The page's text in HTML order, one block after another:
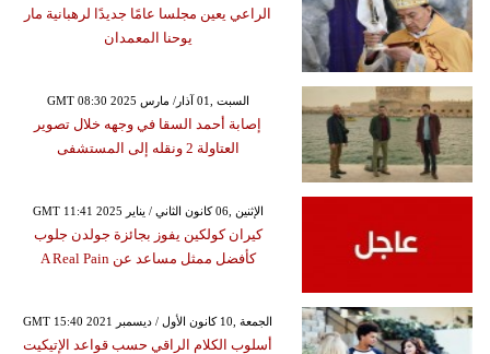
الراعي يعين مجلسا عامًا جديدًا لرهبانية مار
يوحنا المعمدان
GMT 08:30 2025 السبت ,01 آذار/ مارس
إصابة أحمد السقا في وجهه خلال تصوير
العتاولة 2 ونقله إلى المستشفى
GMT 11:41 2025 الإثنين ,06 كانون الثاني / يناير
كيران كولكين يفوز بجائزة جولدن جلوب
كأفضل ممثل مساعد عن A Real Pain
GMT 15:40 2021 الجمعة ,10 كانون الأول / ديسمبر
أسلوب الكلام الراقي حسب قواعد الإتيكيت